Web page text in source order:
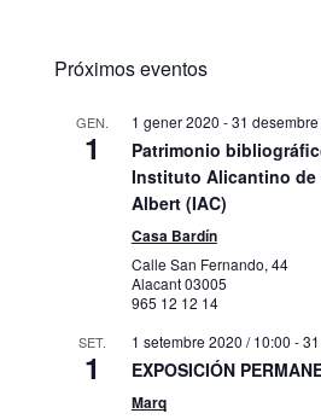
Próximos eventos
GEN.
1
1 gener 2020 -31
Patrimonio
Instituto Alicantino de
Albert (IAC)
Casa Bardín
Calle San Fernando, 44
Alacant03005
965 12 12 14
SET.
1
1 setembre 2020 / 10:00 -
EXPOSICIÓN
Marq